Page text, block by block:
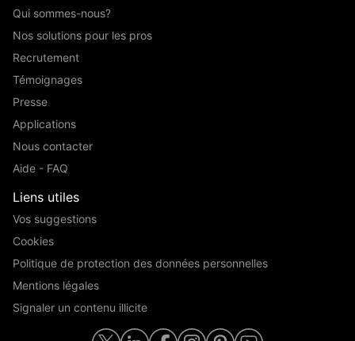
Qui sommes-nous?
Nos solutions pour les pros
Recrutement
Témoignages
Presse
Applications
Nous contacter
Aide - FAQ
Liens utiles
Vos suggestions
Cookies
Politique de protection des données personnelles
Mentions légales
Signaler un contenu illicite